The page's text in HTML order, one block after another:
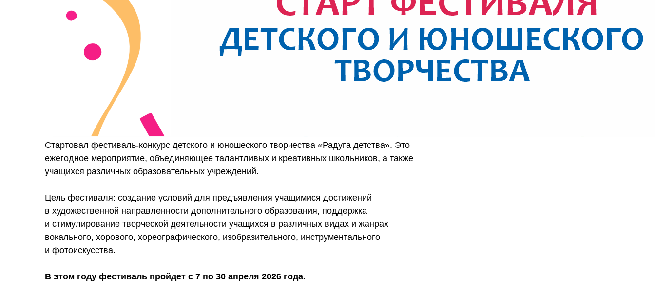
Стартовал фестиваль-конкурс детского и юношеского творчества «Радуга детства». Это
ежегодное мероприятие, объединяющее талантливых и креативных школьников, а также
учащихся различных образовательных учреждений.
Цель фестиваля: создание условий для предъявления учащимися достижений
в художественной направленности дополнительного образования, поддержка
и стимулирование творческой деятельности учащихся в различных видах и жанрах
вокального, хорового, хореографического, изобразительного, инструментального
и фотоискусства.
В этом году фестиваль пройдет с 7 по 30 апреля 2026 года.